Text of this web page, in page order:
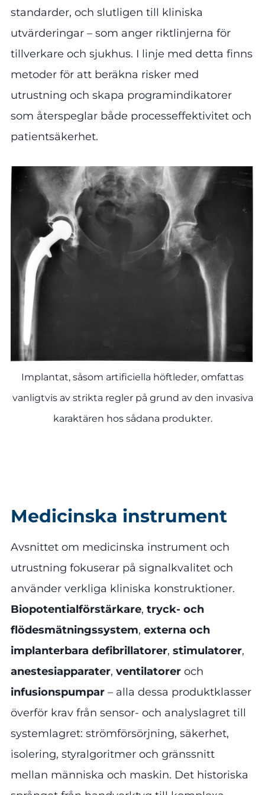
standarder, och slutligen till kliniska
utvärderingar – som anger riktlinjerna för
tillverkare och sjukhus. I linje med detta finns
metoder för att beräkna risker med
utrustning och skapa programindikatorer
som återspeglar både processeffektivitet och
patientsäkerhet.
Implantat, såsom artificiella höftleder, omfattas
vanligtvis av strikta regler på grund av den invasiva
karaktären hos sådana produkter.
Medicinska instrument
Avsnittet om medicinska instrument och
utrustning fokuserar på signalkvalitet och
använder verkliga kliniska konstruktioner.
Biopotentialförstärkare, tryck- och
flödesmätningssystem, externa och
implanterbara defibrillatorer, stimulatorer,
anestesiapparater, ventilatorer och
infusionspumpar – alla dessa produktklasser
överför krav från sensor- och analyslagret till
systemlagret: strömförsörjning, säkerhet,
isolering, styralgoritmer och gränssnitt
mellan människa och maskin. Det historiska